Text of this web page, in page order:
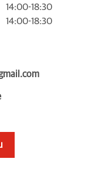
14:00-18:30
14:00-18:30